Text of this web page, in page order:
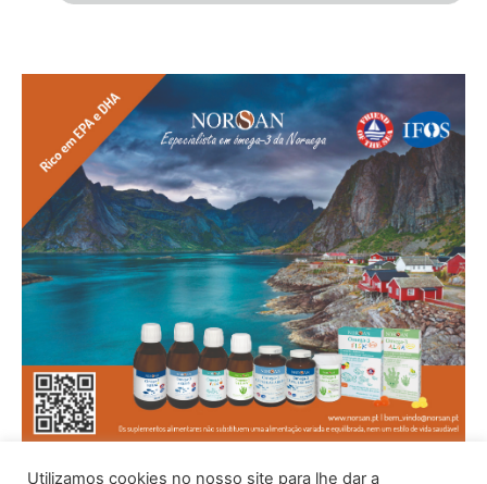
Utilizamos cookies no nosso site para lhe dar a